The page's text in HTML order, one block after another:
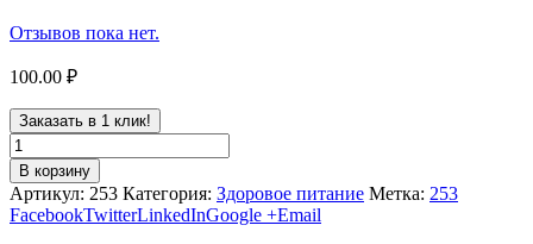
Отзывов пока нет.
100.00 ₽
Заказать в 1 клик!
В корзину
Артикул: 253 Категория: Здоровое питание Метка: 253
FacebookTwitterLinkedInGoogle +Email